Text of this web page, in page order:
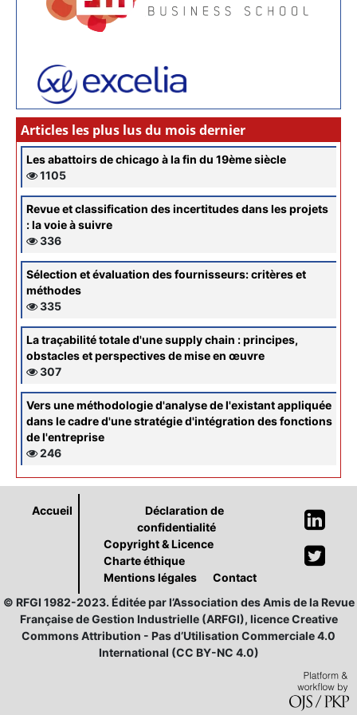
Articles les plus lus du mois dernier
Les abattoirs de chicago à la fin du 19ème siècle
1105
Revue et classification des incertitudes dans les projets
: la voie à suivre
336
Sélection et évaluation des fournisseurs: critères et
méthodes
335
La traçabilité totale d'une supply chain : principes,
obstacles et perspectives de mise en œuvre
307
Vers une méthodologie d'analyse de l'existant appliquée
dans le cadre d'une stratégie d'intégration des fonctions
de l'entreprise
246
Accueil
Déclaration de
confidentialité
Copyright & Licence
Charte éthique
Mentions légales
Contact
© RFGI 1982-2023. Éditée par l’Association des Amis de la Revue
Française de Gestion Industrielle (ARFGI), licence Creative
Commons Attribution - Pas d’Utilisation Commerciale 4.0
International (CC BY-NC 4.0)